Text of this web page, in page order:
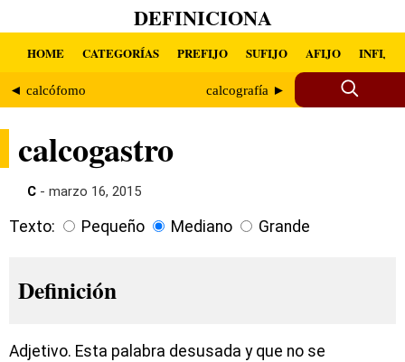
DEFINICIONA
HOME CATEGORÍAS PREFIJO SUFIJO AFIJO INFIJO
◄ calcófomo calcografía ►
calcogastro
C - marzo 16, 2015
Texto: Pequeño Mediano Grande
Definición
Adjetivo. Esta palabra desusada y que no se